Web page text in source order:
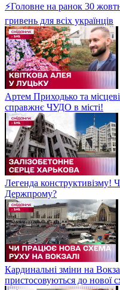
⚡Головне на ранок 30
гривень для всіх українців
Артем Приходько та
справжнє ЧУДО в місті!
Легенда конструктивізму!
Держпрому?
Кардинальні зміни на
пристосовуються до нової